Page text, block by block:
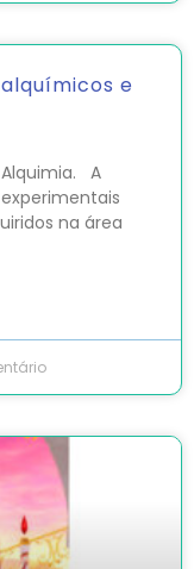
e
A
na área